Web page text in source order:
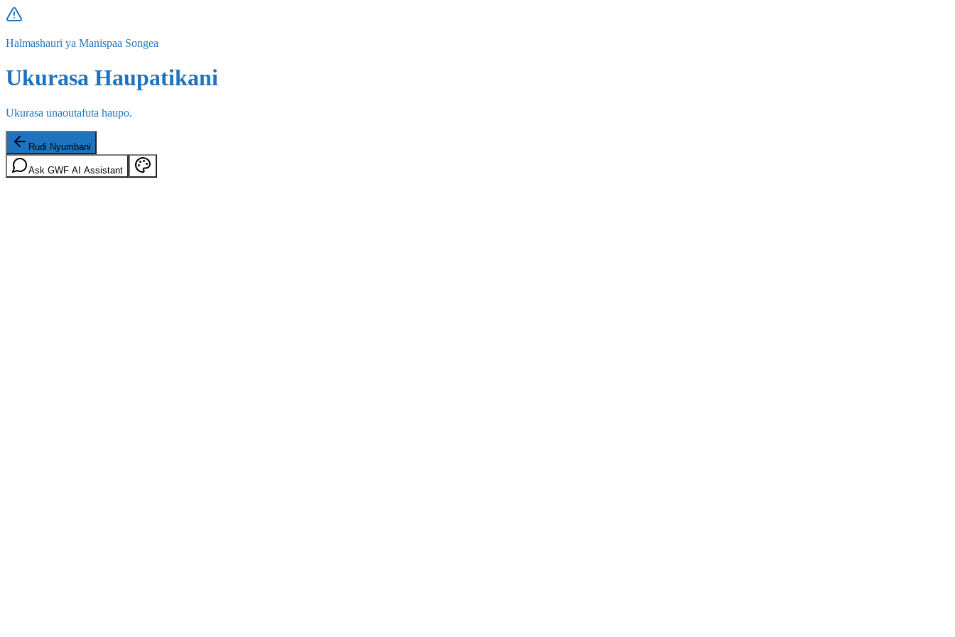
Halmashauri ya Manispaa Songea
Ukurasa Haupatikani
Ukurasa unaoutafuta haupo.
Rudi Nyumbani
Ask GWF AI Assistant